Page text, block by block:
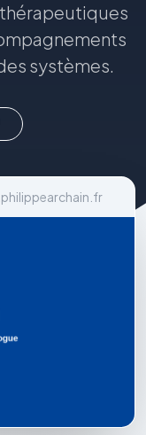
systèmes.